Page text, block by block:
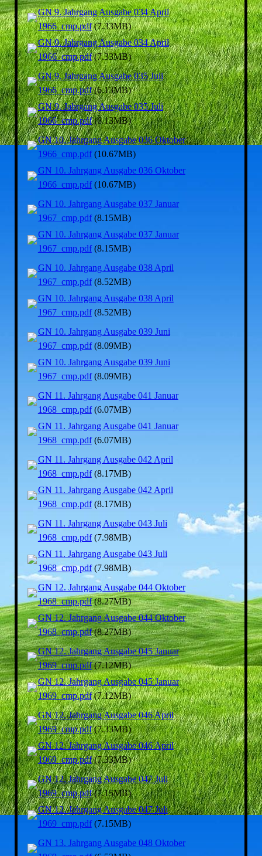
GN 9. Jahrgang Ausgabe 034 April
1966_cmp.pdf(7.33MB)
GN 9. Jahrgang Ausgabe 034 April
1966_cmp.pdf(7.33MB)
GN 9. Jahrgang Ausgabe 035 Juli
1966_cmp.pdf(6.13MB)
GN 9. Jahrgang Ausgabe 035 Juli
1966_cmp.pdf(6.13MB)
GN 10. Jahrgang Ausgabe 036 Oktober
1966_cmp.pdf(10.67MB)
GN 10. Jahrgang Ausgabe 036 Oktober
1966_cmp.pdf(10.67MB)
GN 10. Jahrgang Ausgabe 037 Januar
1967_cmp.pdf(8.15MB)
GN 10. Jahrgang Ausgabe 037 Januar
1967_cmp.pdf(8.15MB)
GN 10. Jahrgang Ausgabe 038 April
1967_cmp.pdf(8.52MB)
GN 10. Jahrgang Ausgabe 038 April
1967_cmp.pdf(8.52MB)
GN 10. Jahrgang Ausgabe 039 Juni
1967_cmp.pdf(8.09MB)
GN 10. Jahrgang Ausgabe 039 Juni
1967_cmp.pdf(8.09MB)
GN 11. Jahrgang Ausgabe 041 Januar
1968_cmp.pdf(6.07MB)
GN 11. Jahrgang Ausgabe 041 Januar
1968_cmp.pdf(6.07MB)
GN 11. Jahrgang Ausgabe 042 April
1968_cmp.pdf(8.17MB)
GN 11. Jahrgang Ausgabe 042 April
1968_cmp.pdf(8.17MB)
GN 11. Jahrgang Ausgabe 043 Juli
1968_cmp.pdf(7.98MB)
GN 11. Jahrgang Ausgabe 043 Juli
1968_cmp.pdf(7.98MB)
GN 12. Jahrgang Ausgabe 044 Oktober
1968_cmp.pdf(8.27MB)
GN 12. Jahrgang Ausgabe 044 Oktober
1968_cmp.pdf(8.27MB)
GN 12. Jahrgang Ausgabe 045 Januar
1969_cmp.pdf(7.12MB)
GN 12. Jahrgang Ausgabe 045 Januar
1969_cmp.pdf(7.12MB)
GN 12. Jahrgang Ausgabe 046 April
1969_cmp.pdf(7.33MB)
GN 12. Jahrgang Ausgabe 046 April
1969_cmp.pdf(7.33MB)
GN 12. Jahrgang Ausgabe 047 Juli
1969_cmp.pdf(7.15MB)
GN 12. Jahrgang Ausgabe 047 Juli
1969_cmp.pdf(7.15MB)
GN 13. Jahrgang Ausgabe 048 Oktober